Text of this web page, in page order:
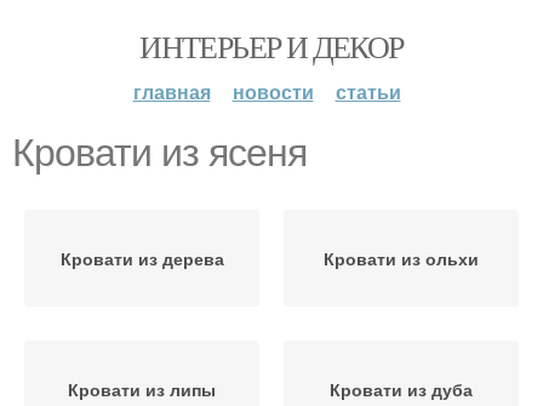
ИНТЕРЬЕР И ДЕКОР
главная новости статьи
Кровати из ясеня
Кровати из дерева Кровати из ольхи
Кровати из липы Кровати из дуба